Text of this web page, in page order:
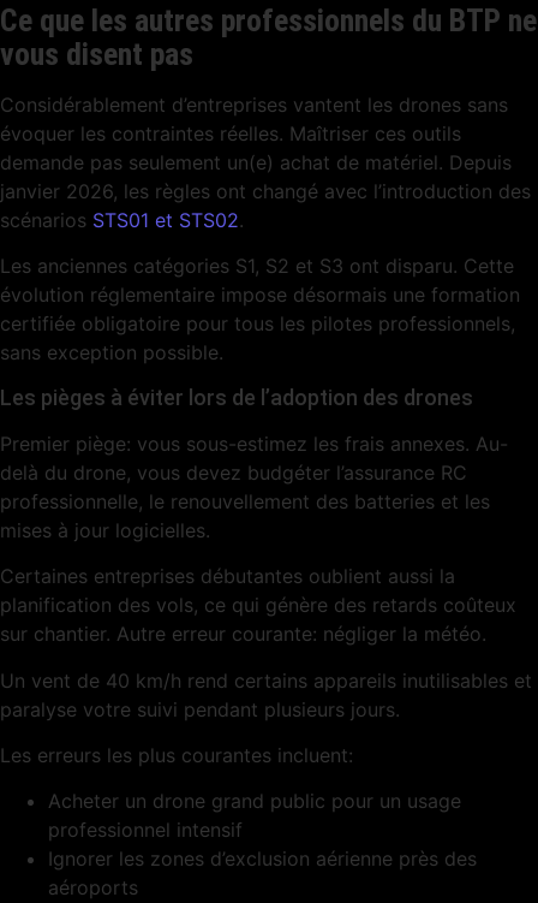
Ce que les autres professionnels du BTP ne
vous disent pas
Considérablement d’entreprises vantent les drones sans
évoquer les contraintes réelles. Maîtriser ces outils
demande pas seulement un(e) achat de matériel. Depuis
janvier 2026, les règles ont changé avec l’introduction des
scénarios STS01 et STS02.
Les anciennes catégories S1, S2 et S3 ont disparu. Cette
évolution réglementaire impose désormais une formation
certifiée obligatoire pour tous les pilotes professionnels,
sans exception possible.
Les pièges à éviter lors de l’adoption des drones
Premier piège: vous sous-estimez les frais annexes. Au-
delà du drone, vous devez budgéter l’assurance RC
professionnelle, le renouvellement des batteries et les
mises à jour logicielles.
Certaines entreprises débutantes oublient aussi la
planification des vols, ce qui génère des retards coûteux
sur chantier. Autre erreur courante: négliger la météo.
Un vent de 40 km/h rend certains appareils inutilisables et
paralyse votre suivi pendant plusieurs jours.
Les erreurs les plus courantes incluent:
Acheter un drone grand public pour un usage
professionnel intensif
Ignorer les zones d’exclusion aérienne près des
aéroports